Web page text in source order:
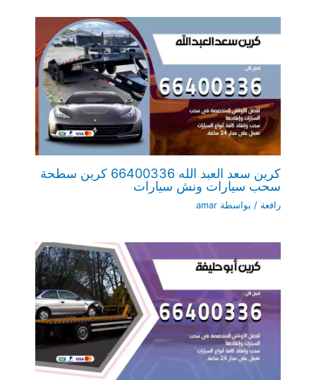
كرين سعد العبد الله 66400336 كرين سطحة
سحب سيارات ونش سيارات
رافعة / بواسطة amar